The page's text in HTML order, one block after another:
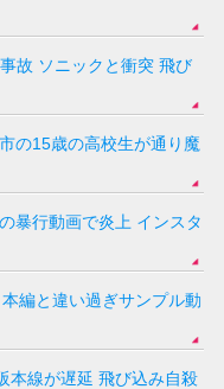
故 ソニックと衝突 飛び
の15歳の高校生が通り魔
暴行動画で炎上 インスタ
編と違い過ぎサンプル動
本線が遅延 飛び込み自殺